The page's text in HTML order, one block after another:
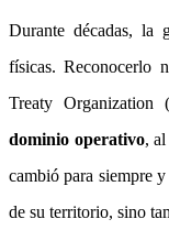
Durante décadas, la
físicas. Reconocerlo
Treaty Organization
dominio operativo, al
cambió para siempre
de su territorio, sino